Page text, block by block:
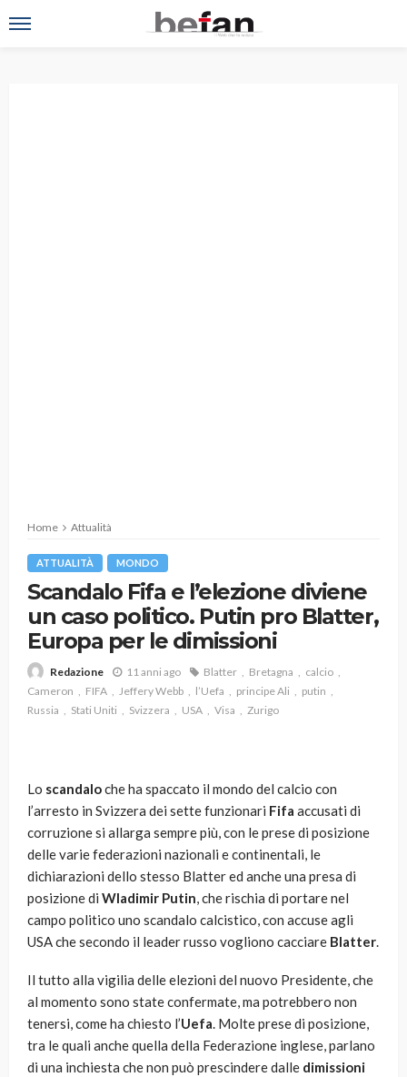
Home Attualità
ATTUALITÀ MONDO
Scandalo Fifa e l’elezione diviene
un caso politico. Putin pro Blatter,
Europa per le dimissioni
Redazione 11 anni ago Blatter Bretagna
calcio
Cameron
FIFA Jeffery Webb l’Uefa principe Ali
putin
Russia
Stati Uniti Svizzera USA Visa Zurigo
Lo scandaloche ha spaccato il mondo del calcio con
l’arresto in Svizzera dei sette funzionari Fifa accusati di
corruzione si allarga sempre più, con le prese di posizione
delle varie federazioni nazionali e continentali, le
dichiarazioni dello stesso Blatter ed anche una presa di
posizione di Wladimir Putin, che rischia di portare nel
campo politico uno scandalo calcistico, con accuse agli
USA che secondo il leader russo vogliono cacciare Blatter.
Il tutto alla vigilia delle elezioni del nuovo Presidente, che
al momento sono state confermate, ma potrebbero non
tenersi, come ha chiesto l’Uefa. Molte prese di posizione,
tra le quali anche quella della Federazione inglese, parlano
di una inchiesta che non può prescindere dalle dimissioni